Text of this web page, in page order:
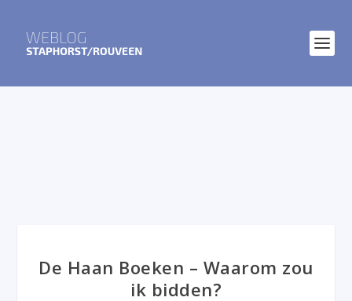
De Haan Boeken – Waarom zou
ik bidden?